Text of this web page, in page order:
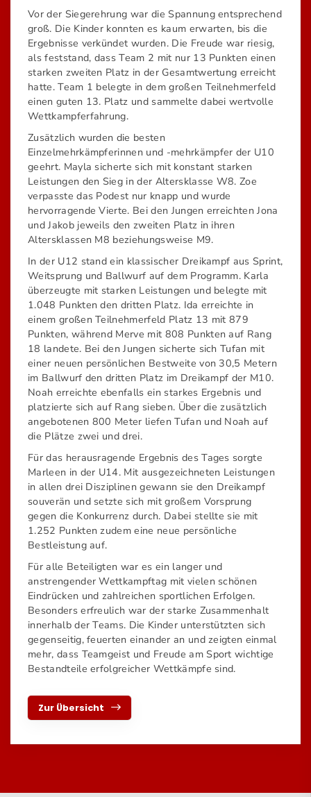
Vor der Siegerehrung war die Spannung entsprechend
groß. Die Kinder konnten es kaum erwarten, bis die
Ergebnisse verkündet wurden. Die Freude war riesig,
als feststand, dass Team 2 mit nur 13 Punkten einen
starken zweiten Platz in der Gesamtwertung erreicht
hatte. Team 1 belegte in dem großen Teilnehmerfeld
einen guten 13. Platz und sammelte dabei wertvolle
Wettkampferfahrung.
Zusätzlich wurden die besten
Einzelmehrkämpferinnen und -mehrkämpfer der U10
geehrt. Mayla sicherte sich mit konstant starken
Leistungen den Sieg in der Altersklasse W8. Zoe
verpasste das Podest nur knapp und wurde
hervorragende Vierte. Bei den Jungen erreichten Jona
und Jakob jeweils den zweiten Platz in ihren
Altersklassen M8 beziehungsweise M9.
In der U12 stand ein klassischer Dreikampf aus Sprint,
Weitsprung und Ballwurf auf dem Programm. Karla
überzeugte mit starken Leistungen und belegte mit
1.048 Punkten den dritten Platz. Ida erreichte in
einem großen Teilnehmerfeld Platz 13 mit 879
Punkten, während Merve mit 808 Punkten auf Rang
18 landete. Bei den Jungen sicherte sich Tufan mit
einer neuen persönlichen Bestweite von 30,5 Metern
im Ballwurf den dritten Platz im Dreikampf der M10.
Noah erreichte ebenfalls ein starkes Ergebnis und
platzierte sich auf Rang sieben. Über die zusätzlich
angebotenen 800 Meter liefen Tufan und Noah auf
die Plätze zwei und drei.
Für das herausragende Ergebnis des Tages sorgte
Marleen in der U14. Mit ausgezeichneten Leistungen
in allen drei Disziplinen gewann sie den Dreikampf
souverän und setzte sich mit großem Vorsprung
gegen die Konkurrenz durch. Dabei stellte sie mit
1.252 Punkten zudem eine neue persönliche
Bestleistung auf.
Für alle Beteiligten war es ein langer und
anstrengender Wettkampftag mit vielen schönen
Eindrücken und zahlreichen sportlichen Erfolgen.
Besonders erfreulich war der starke Zusammenhalt
innerhalb der Teams. Die Kinder unterstützten sich
gegenseitig, feuerten einander an und zeigten einmal
mehr, dass Teamgeist und Freude am Sport wichtige
Bestandteile erfolgreicher Wettkämpfe sind.
Zur Übersicht